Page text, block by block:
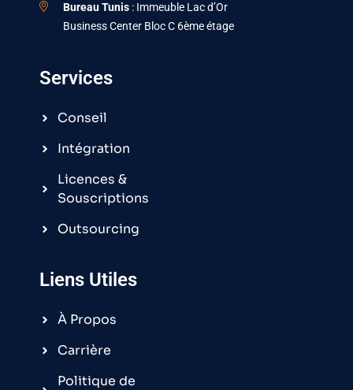
Liens Utiles
À Propos
Carrière
Politique de
Services
Conseil
Intégration
Licences &
Souscriptions
Outsourcing
Bureau Tunis : Immeuble Lac d’Or
Business Center Bloc C 6ème étage